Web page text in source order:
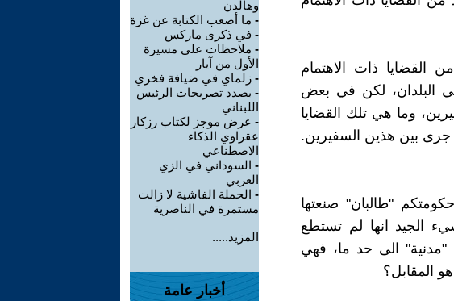
القضايا ذات الاهتمام
البلدان، لكن في بعض
وما هي تلك القضايا
جرى بين هذين السفيرين.
"طالبان" صنعتها
الجيد انها لم تستطع
"مدنية" الى حد ما، فهي
المقابل؟
وهالدن
- ما أصعب الكتابة عن غزة
- في ذكرى ماركس
- ملاحظات على مسيرة
الأول من آيار
- زلماي في ضيافة فخري
- بصدد تصريحات الرئيس
اللبناني
- عرض موجز لكتاب رزكار
عقراوي الذكاء
الاصطناعي
- السوداني في الزي
العربي
- الحملة الفاشية لا زالت
مستمرة في الناصرية
المزيد.....
أخبار عامة